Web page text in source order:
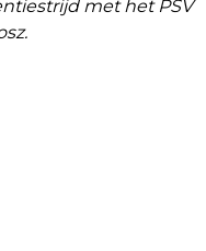
met het PSV